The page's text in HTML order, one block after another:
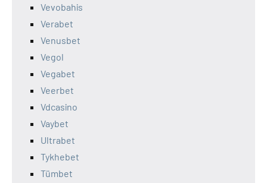
Vevobahis
Verabet
Venusbet
Vegol
Vegabet
Veerbet
Vdcasino
Vaybet
Ultrabet
Tykhebet
Tümbet